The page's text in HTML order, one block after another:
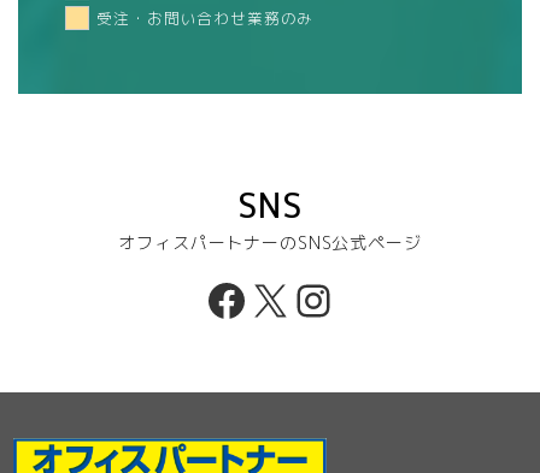
受注・お問い合わせ業務のみ
SNS
オフィスパートナーのSNS公式ページ
Facebook
X Instagram